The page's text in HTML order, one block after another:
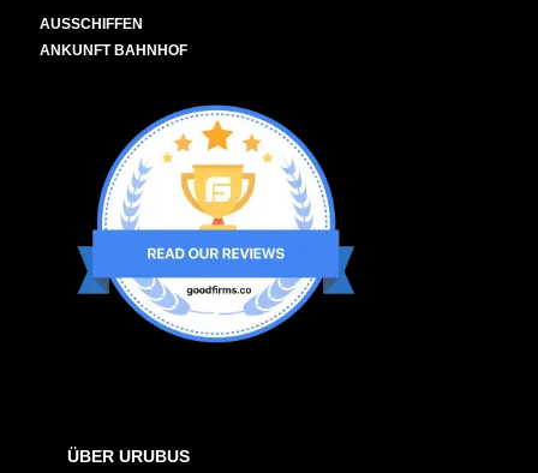
AUSSCHIFFEN
ANKUNFT BAHNHOF
ÜBER URUBUS